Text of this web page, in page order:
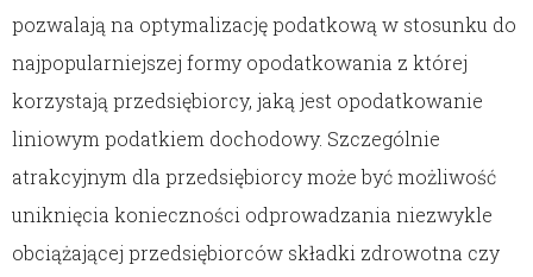
pozwalają na optymalizację podatkową w stosunku do
najpopularniejszej formy opodatkowania z której
korzystają przedsiębiorcy, jaką jest opodatkowanie
liniowym podatkiem dochodowy. Szczególnie
atrakcyjnym dla przedsiębiorcy może być możliwość
uniknięcia konieczności odprowadzania niezwykle
obciążającej przedsiębiorców składki zdrowotna czy